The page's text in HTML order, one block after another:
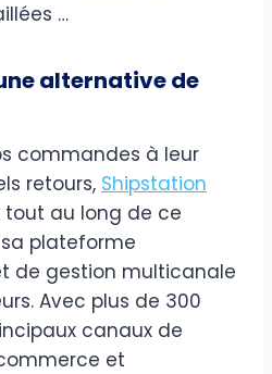
…
alternative de
commandes à leur
retours, Shipstation
au long de ce
plateforme
de gestion multicanale
Avec plus de 300
canaux de
et